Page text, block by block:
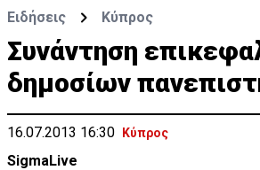
Ειδήσεις Κύπρος
Συνάντηση
δημοσίων
16.07.2013 16:30 Κύπρος
SigmaLive